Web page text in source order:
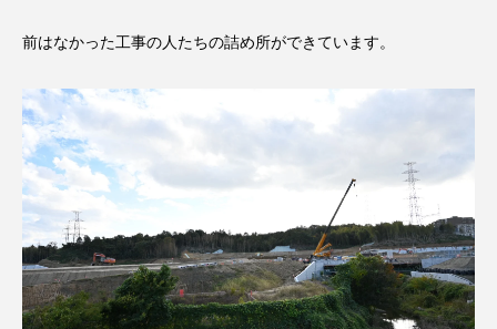
前はなかった工事の人たちの詰め所ができています。